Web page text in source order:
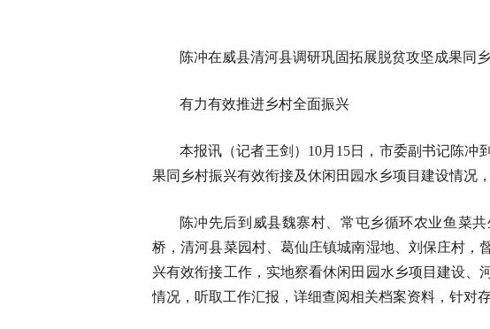
陈冲在威县清河县调研巩固拓展脱贫攻坚成果同
有力有效推进乡村全面振兴
本报讯（记者王剑）10月15日，市委副书记陈冲
果同乡村振兴有效衔接及休闲田园水乡项目建设情况
陈冲先后到威县魏寨村、常屯乡循环农业鱼菜
桥，清河县菜园村、葛仙庄镇城南湿地、刘保庄村，
兴有效衔接工作，实地察看休闲田园水乡项目建设、
情况，听取工作汇报，详细查阅相关档案资料，针对